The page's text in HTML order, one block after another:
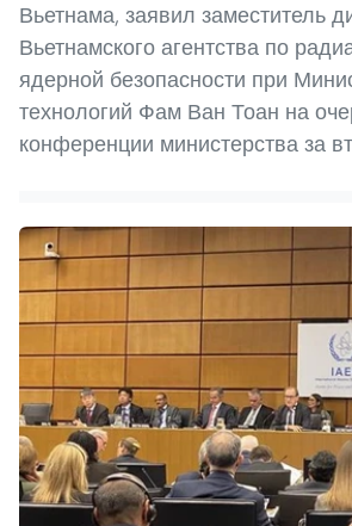
Вьетнама, заявил заместитель
Вьетнамского агентства по
ядерной безопасности при
технологий Фам Ван Тоан на
конференции министерства за